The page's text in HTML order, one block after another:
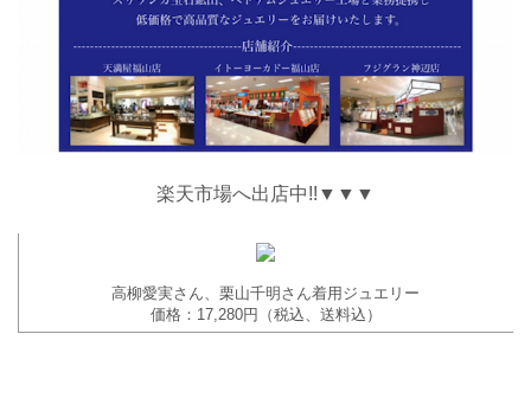
楽天市場へ出店中!!▼▼▼
高柳愛実さん、栗山千明さん着用ジュエリー
価格：17,280円（税込、送料込）